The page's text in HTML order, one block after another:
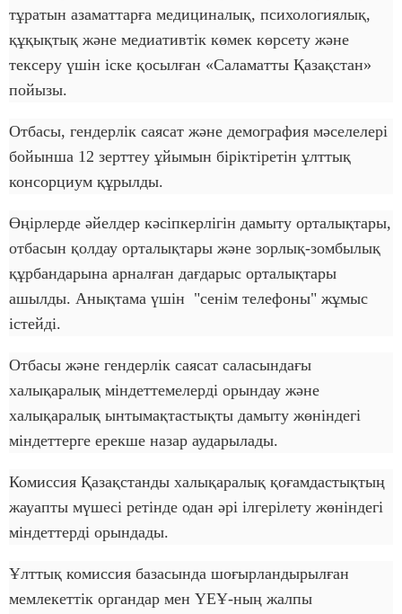
тұратын азаматтарға медициналық, психологиялық,
құқықтық және медиативтік көмек көрсету және
тексеру үшін іске қосылған «Саламатты Қазақстан»
пойызы.
Отбасы, гендерлік саясат және демография мәселелері
бойынша 12 зерттеу ұйымын біріктіретін ұлттық
консорциум құрылды.
Өңірлерде әйелдер кәсіпкерлігін дамыту орталықтары,
отбасын қолдау орталықтары және зорлық-зомбылық
құрбандарына арналған дағдарыс орталықтары
ашылды. Анықтама үшін "сенім телефоны" жұмыс
істейді.
Отбасы және гендерлік саясат саласындағы
халықаралық міндеттемелерді орындау және
халықаралық ынтымақтастықты дамыту жөніндегі
міндеттерге ерекше назар аударылады.
Комиссия Қазақстанды халықаралық қоғамдастықтың
жауапты мүшесі ретінде одан әрі ілгерілету жөніндегі
міндеттерді орындады.
Ұлттық комиссия базасында шоғырландырылған
мемлекеттік органдар мен ҮЕҰ-ның жалпы